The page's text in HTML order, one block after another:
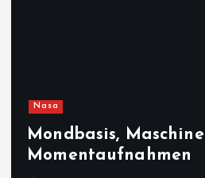
Nasa
Mondbasis,
Momentaufnahmen